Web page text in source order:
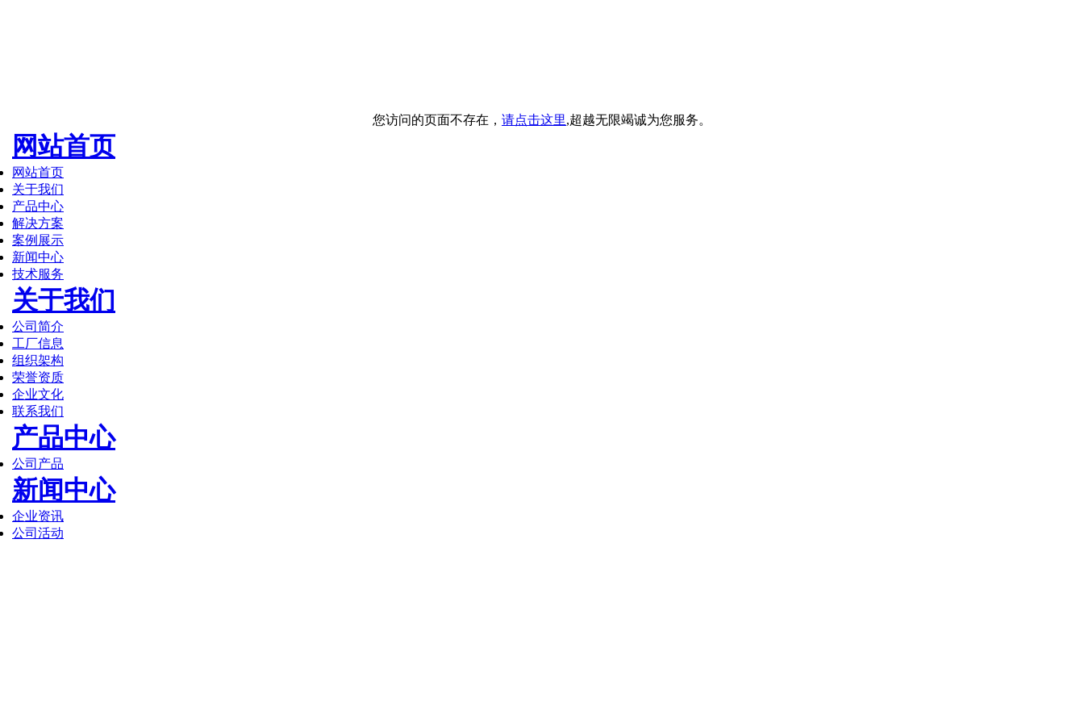
您访问的页面不存在， 请点击这里,超越无限竭诚为您服务。
网站首页
网站首页
关于我们
产品中心
解决方案
案例展示
新闻中心
技术服务
关于我们
公司简介
工厂信息
组织架构
荣誉资质
企业文化
联系我们
产品中心
公司产品
新闻中心
企业资讯
公司活动